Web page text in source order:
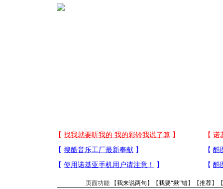
页面功能 【我来说两句 】【我要“揪”错】【推荐】